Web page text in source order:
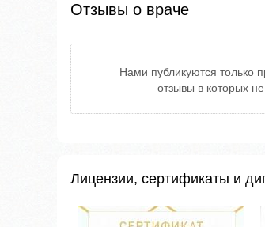
Отзывы о враче
Нами публикуются только
отзывы в которых
Лицензии, сертификаты и